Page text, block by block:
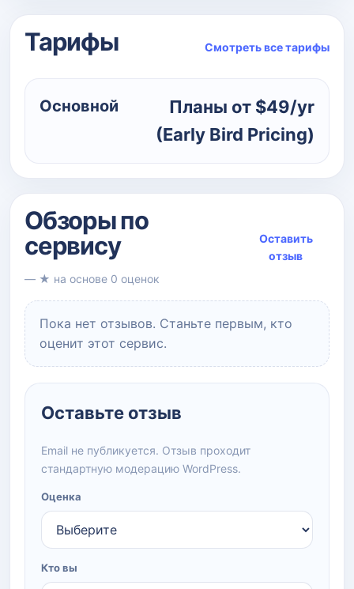
Тарифы Смотреть все тарифы
Основной
Планы от $49/yr
(Early Bird Pricing)
Обзоры по
сервису
— ★ на основе 0 оценок
Оставить
отзыв
Пока нет отзывов. Станьте первым, кто
оценит этот сервис.
Оставьте отзыв
Email не публикуется. Отзыв проходит
стандартную модерацию WordPress.
Оценка
Кто вы